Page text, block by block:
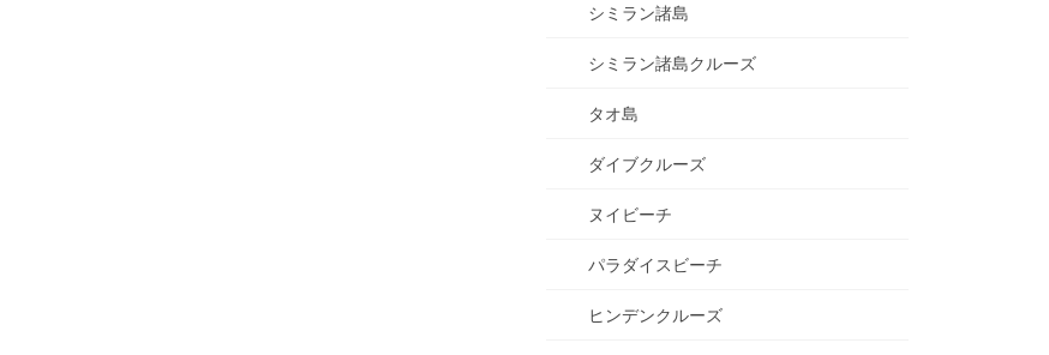
シミラン諸島
シミラン諸島クルーズ
タオ島
ダイブクルーズ
ヌイビーチ
パラダイスビーチ
ヒンデンクルーズ